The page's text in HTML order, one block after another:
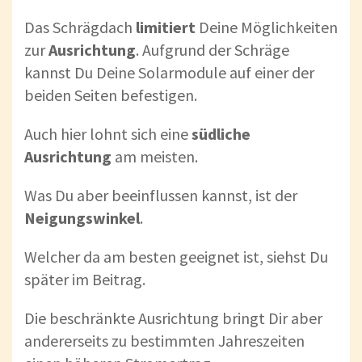
Das Schrägdach limitiert Deine Möglichkeiten
zurAusrichtung. Aufgrund der Schräge
kannst Du Deine Solarmodule auf einer der
beiden Seiten befestigen.
Auch hier lohnt sich einesüdliche
Ausrichtung am meisten.
Was Du aber beeinflussen kannst, ist der
Neigungswinkel.
Welcher da am besten geeignet ist, siehst Du
später im Beitrag.
Die beschränkte Ausrichtung bringt Dir aber
andererseits zu bestimmten Jahreszeiten